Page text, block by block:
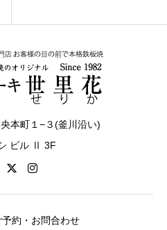
本町１−３(釜川沿い)
ビル Ⅱ 3F
約・お問合わせ